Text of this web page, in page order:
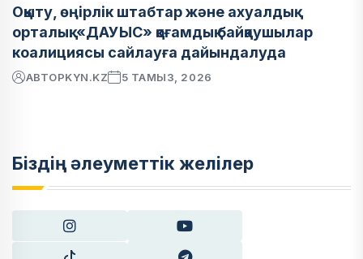
Оқыту, өңірлік штабтар және ахуалдық
орталық: «ДАУЫС» қоғамдық байқаушылар
коалициясы сайлауға дайындалуда
АВТОРKYN.KZ 5 ТАМЫЗ, 2026
Біздің әлеуметтік желілер